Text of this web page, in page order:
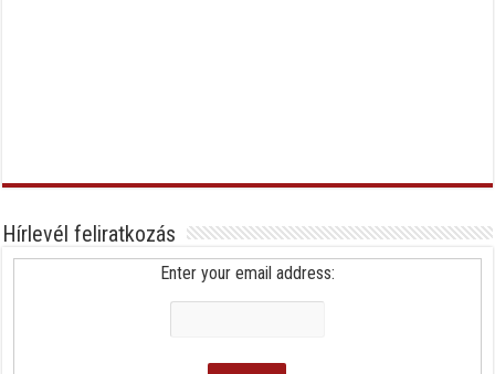
Hírlevél feliratkozás
Enter your email address: